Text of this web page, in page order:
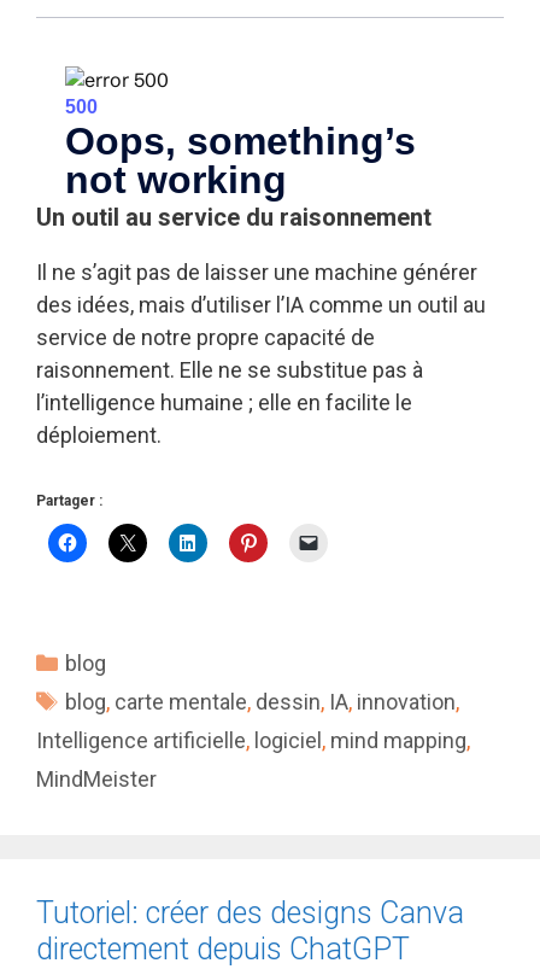
Un outil au service du raisonnement
Il ne s’agit pas de laisser une machine générer
des idées, mais d’utiliser l’IA comme un outil au
service de notre propre capacité de
raisonnement. Elle ne se substitue pas à
l’intelligence humaine ; elle en facilite le
déploiement.
Partager :
Catégories
blog
Étiquettes
blog, carte mentale, dessin, IA, innovation,
Intelligence artificielle, logiciel , mind mapping,
MindMeister
Tutoriel: créer des designs Canva
directement depuis ChatGPT